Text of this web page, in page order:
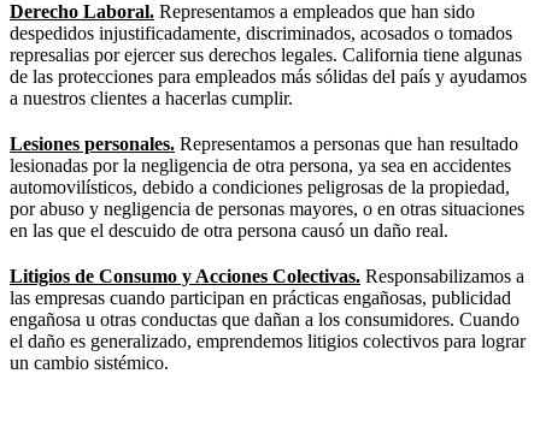
Derecho Laboral. Representamos a empleados que han sido
despedidos injustificadamente, discriminados, acosados ​​o tomados
represalias por ejercer sus derechos legales. California tiene algunas
de las protecciones para empleados más sólidas del país y ayudamos
a nuestros clientes a hacerlas cumplir.
Lesiones personales. Representamos a personas que han resultado
lesionadas por la negligencia de otra persona, ya sea en accidentes
automovilísticos, debido a condiciones peligrosas de la propiedad,
por abuso y negligencia de personas mayores, o en otras situaciones
en las que el descuido de otra persona causó un daño real.
Litigios de Consumo y Acciones Colectivas. Responsabilizamos a
las empresas cuando participan en prácticas engañosas, publicidad
engañosa u otras conductas que dañan a los consumidores. Cuando
el daño es generalizado, emprendemos litigios colectivos para lograr
un cambio sistémico.